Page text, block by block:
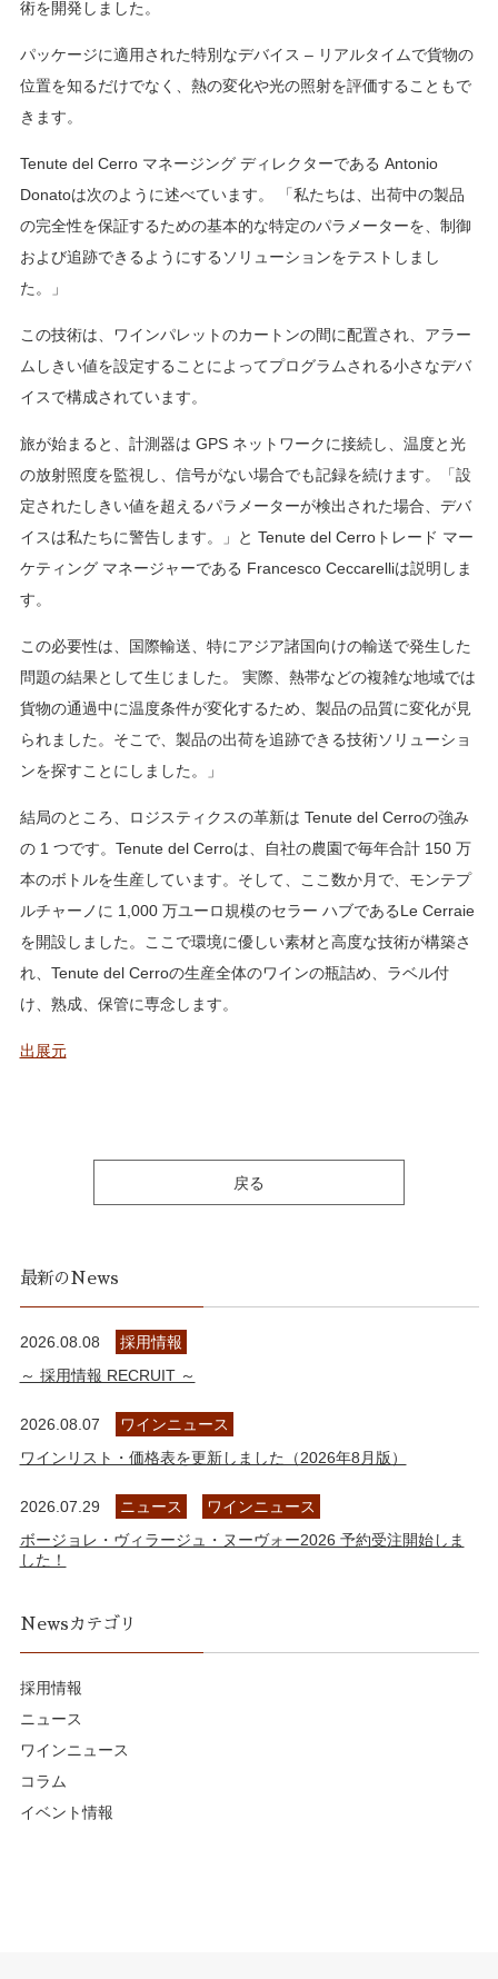
術を開発しました。
パッケージに適用された特別なデバイス – リアルタイムで貨物の
位置を知るだけでなく、熱の変化や光の照射を評価することもで
きます。
Tenute del Cerro マネージング ディレクターである Antonio
Donatoは次のように述べています。 「私たちは、出荷中の製品
の完全性を保証するための基本的な特定のパラメーターを、制御
および追跡できるようにするソリューションをテストしまし
た。」
この技術は、ワインパレットのカートンの間に配置され、アラー
ムしきい値を設定することによってプログラムされる小さなデバ
イスで構成されています。
旅が始まると、計測器は GPS ネットワークに接続し、温度と光
の放射照度を監視し、信号がない場合でも記録を続けます。「設
定されたしきい値を超えるパラメーターが検出された場合、デバ
イスは私たちに警告します。」と Tenute del Cerroトレード マー
ケティング マネージャーである Francesco Ceccarelliは説明しま
す。
この必要性は、国際輸送、特にアジア諸国向けの輸送で発生した
問題の結果として生じました。 実際、熱帯などの複雑な地域では
貨物の通過中に温度条件が変化するため、製品の品質に変化が見
られました。そこで、製品の出荷を追跡できる技術ソリューショ
ンを探すことにしました。」
結局のところ、ロジスティクスの革新は Tenute del Cerroの強み
の 1 つです。Tenute del Cerroは、自社の農園で毎年合計 150 万
本のボトルを生産しています。そして、ここ数か月で、モンテプ
ルチャーノに 1,000 万ユーロ規模のセラー ハブであるLe Cerraie
を開設しました。ここで環境に優しい素材と高度な技術が構築さ
れ、Tenute del Cerroの生産全体のワインの瓶詰め、ラベル付
け、熟成、保管に専念します。
出展元
戻る
最新のNews
2026.08.08
採用情報
～ 採用情報 RECRUIT ～
2026.08.07
ワインニュース
ワインリスト・価格表を更新しました（2026年8月版）
2026.07.29 ニュース
ワインニュース
ボージョレ・ヴィラージュ・ヌーヴォー2026 予約受注開始しま
した！
Newsカテゴリ
採用情報
ニュース
ワインニュース
コラム
イベント情報